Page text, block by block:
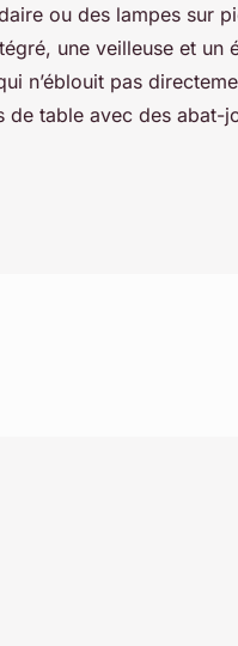
ou des lampes sur
une veilleuse et un
n’éblouit pas
table avec des abat-